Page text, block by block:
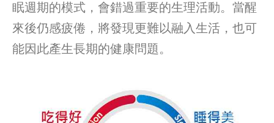
眠週期的模式，會錯過重要的生理活動。當醒
來後仍感疲倦，將發現更難以融入生活，也可
能因此產生長期的健康問題。